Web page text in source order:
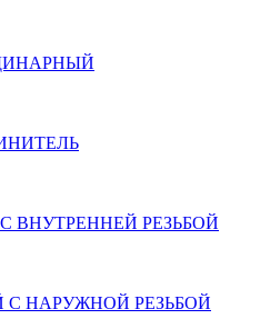
ВНУТРЕННЕЙ РЕЗЬБОЙ
С НАРУЖНОЙ РЕЗЬБОЙ